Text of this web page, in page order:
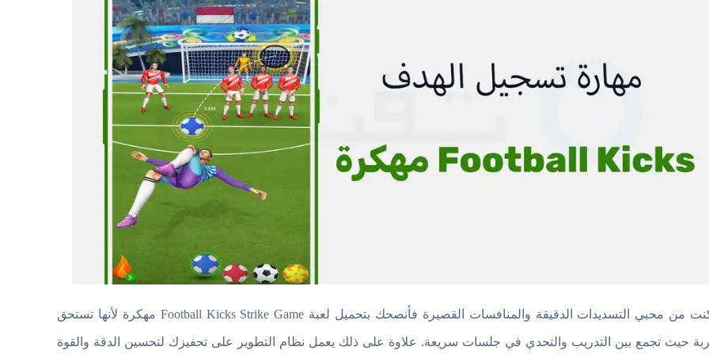
إذا كنت من محبي التسديدات الدقيقة والمنافسات القصيرة فأنصحك بتحميل لعبة Football Kicks Strike Game مهكرة لأنها تستحق
حيث تجمع بين التدريب والتحدي في جلسات سريعة. علاوة على ذلك يعمل نظام التطوير على تحفيزك لتحسين الدقة والقوة